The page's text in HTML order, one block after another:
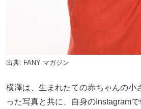
出典: FANY マガジン
横澤は、生まれたての赤ちゃんの小
った写真と共に、自身のInstagramで